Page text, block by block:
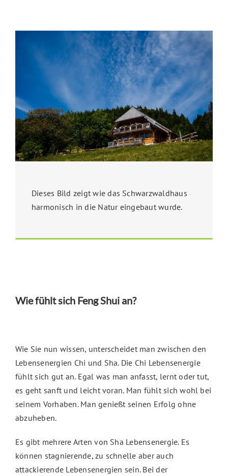
Dieses Bild zeigt wie das Schwarzwaldhaus
harmonisch in die Natur eingebaut wurde.
Wie fühlt sich Feng Shui an?
Wie Sie nun wissen, unterscheidet man zwischen den
Lebensenergien Chi und Sha. Die Chi Lebensenergie
fühlt sich gut an. Egal was man anfasst, lernt oder tut,
es geht sanft und leicht voran. Man fühlt sich wohl bei
seinem Vorhaben. Man genießt seinen Erfolg ohne
abzuheben.
Es gibt mehrere Arten von Sha Lebensenergie. Es
können stagnierende, zu schnelle aber auch
attackierende Lebensenergien sein. Bei der